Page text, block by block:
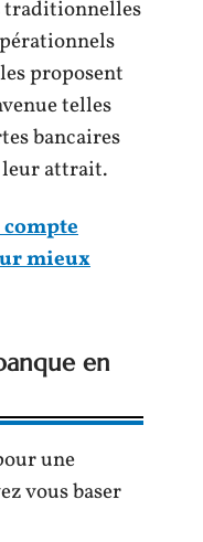
traditionnelles
proposent
telles
bancaires
leur attrait.
mieux
en
une
vous baser